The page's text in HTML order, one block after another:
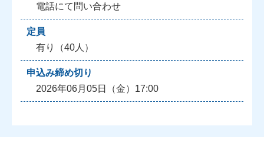
電話にて問い合わせ
定員
有り（40人）
申込み締め切り
2026年06月05日（金）17:00